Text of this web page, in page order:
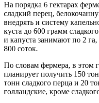
На порядка 6 гектарах
сладкий перец,
внедрять и систему
куста до 600 грамм
и капуста занимают по 2
800 соток.
По словам фермера, в этом
планирует получить 150
тонн сладкого перца и 20
голландские, кроме